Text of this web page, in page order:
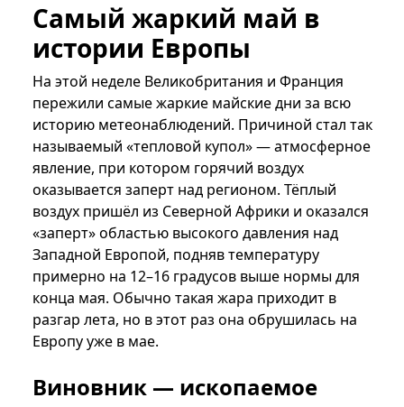
Самый жаркий май в
истории Европы
На этой неделе Великобритания и Франция
пережили самые жаркие майские дни за всю
историю метеонаблюдений. Причиной стал так
называемый «тепловой купол» — атмосферное
явление, при котором горячий воздух
оказывается заперт над регионом. Тёплый
воздух пришёл из Северной Африки и оказался
«заперт» областью высокого давления над
Западной Европой, подняв температуру
примерно на 12–16 градусов выше нормы для
конца мая. Обычно такая жара приходит в
разгар лета, но в этот раз она обрушилась на
Европу уже в мае.
Виновник — ископаемое